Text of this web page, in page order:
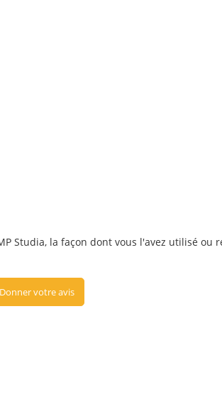
Studia, la façon dont vous l'avez utilisé ou
Donner votre avis